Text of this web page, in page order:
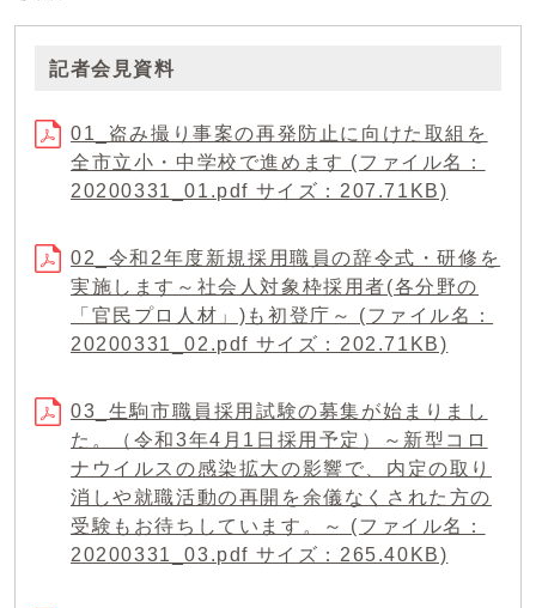
記者会見資料
01_盗み撮り事案の再発防止に向けた取組を
全市立小・中学校で進めます (ファイル名：
20200331_01.pdf サイズ：207.71KB)
02_令和2年度新規採用職員の辞令式・研修を
実施します～社会人対象枠採用者(各分野の
「官民プロ人材」)も初登庁～ (ファイル名：
20200331_02.pdf サイズ：202.71KB)
03_生駒市職員採用試験の募集が始まりまし
た。（令和3年4月1日採用予定）～新型コロ
ナウイルスの感染拡大の影響で、内定の取り
消しや就職活動の再開を余儀なくされた方の
受験もお待ちしています。～ (ファイル名：
20200331_03.pdf サイズ：265.40KB)